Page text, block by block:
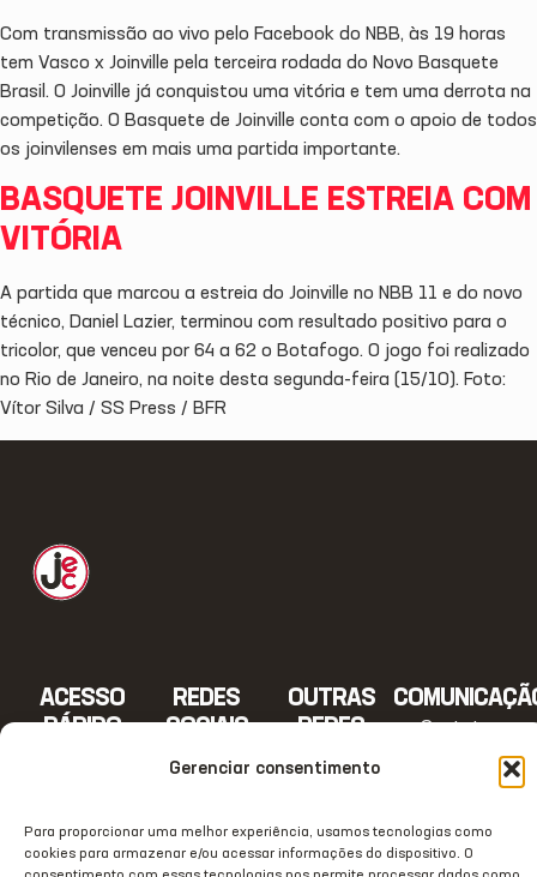
Gerenciar consentimento
Para proporcionar uma melhor experiência, usamos tecnologias como
cookies para armazenar e/ou acessar informações do dispositivo. O
Com transmissão ao vivo pelo Facebook do NBB, às 19 horas
tem Vasco x Joinville pela terceira rodada do Novo Basquete
Brasil. O Joinville já conquistou uma vitória e tem uma derrota na
competição. O Basquete de Joinville conta com o apoio de todos
os joinvilenses em mais uma partida importante.
BASQUETE JOINVILLE ESTREIA COM
VITÓRIA
A partida que marcou a estreia do Joinville no NBB 11 e do novo
técnico, Daniel Lazier, terminou com resultado positivo para o
tricolor, que venceu por 64 a 62 o Botafogo. O jogo foi realizado
no Rio de Janeiro, na noite desta segunda-feira (15/10). Foto:
Vítor Silva / SS Press / BFR
ACESSO
RÁPIDO
Estrutura
REDES
SOCIAIS
Instagram
Youtube
OUTRAS
REDES
TikTok
X
Contato
Comunicação
Notas Oficiais